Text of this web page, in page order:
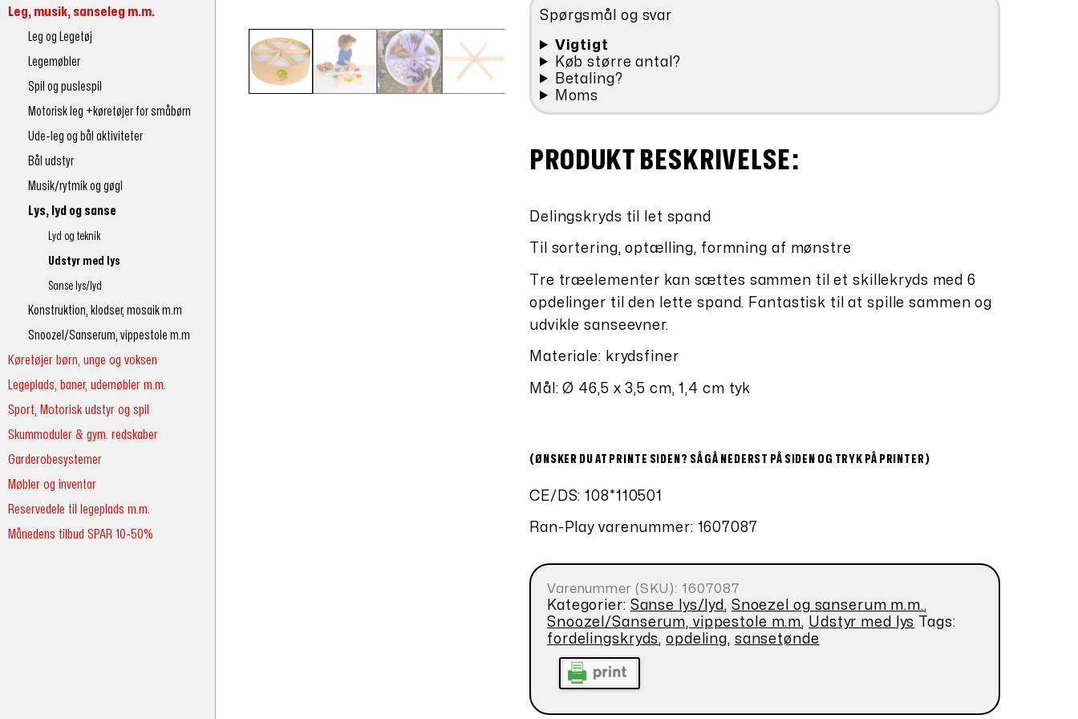
Leg, musik, sanseleg m.m.
Leg og Legetøj
Legemøbler
Spil og puslespil
Motorisk leg +køretøjer for småbørn
Ude-leg og bål aktiviteter
Bål udstyr
Musik/rytmik og gøgl
Lys, lyd og sanse
Lyd og teknik
Udstyr med lys
Sanse lys/lyd
Konstruktion, klodser, mosaik m.m
Snoozel/Sanserum, vippestole m.m
Køretøjer børn, unge og voksen
Legeplads, baner, udemøbler m.m.
Sport, Motorisk udstyr og spil
Skummoduler & gym. redskaber
Garderobesystemer
Møbler og inventar
Reservedele til legeplads m.m.
Månedens tilbud SPAR 10-50%
antal
Spørgsmål og svar
Vigtigt
Køb større antal?
Betaling?
Moms
PRODUKT BESKRIVELSE:
Delingskryds til let spand
Til sortering, optælling, formning af mønstre
Tre træelementer kan sættes sammen til et skillekryds med 6
opdelinger til den lette spand. Fantastisk til at spille sammen og
udvikle sanseevner.
Materiale: krydsfiner
Mål: Ø 46,5 x 3,5 cm, 1,4 cm tyk
(ØNSKER DU AT PRINTE SIDEN? SÅ GÅ NEDERST PÅ SIDEN OG TRYK PÅ PRINTER)
CE/DS: 108*110501
Ran-Play varenummer: 1607087
Varenummer (SKU): 1607087
Kategorier: Sanse lys/lyd , Snoezel og sanserum m.m.,
Snoozel/Sanserum, vippestole m.m, Udstyr med lys
Tags:
fordelingskryds,opdeling, sansetønde